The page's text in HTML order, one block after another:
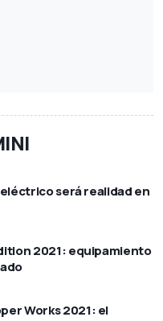
eléctrico será realidad en
2021: equipamiento
Works 2021: el